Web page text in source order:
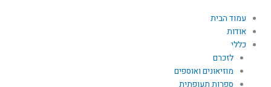
עמוד הבית
אודות
כללי
לזכרם
מוזיאונים ואוספים
ספרות תעופתית